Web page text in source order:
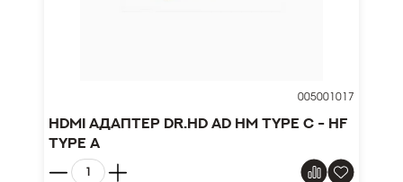
005001017
HDMI адаптер Dr.HD AD HM type C - HF
type A